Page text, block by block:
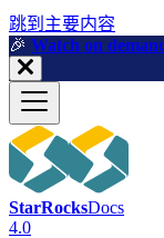
跳到主要内容
🎉️ Watch on
StarRocksDocs
4.0